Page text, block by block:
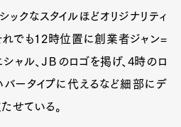
クなスタイルほどオリジナリティ
れでも12時位置に創業者ジャン=
ャル、ＪＢのロゴを掲げ、4時のロ
ータイプに代えるなど細部にデ
せている。